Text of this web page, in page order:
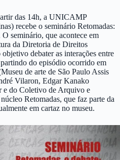
das 14h, a UNICAMP
recebe o seminário Retomadas:
seminário, que acontece em
da Diretoria de Direitos
debater as interações entre
do episódio ocorrido em
de arte de São Paulo Assis
Vilaron, Edgar Kanako
e do Coletivo de Arquivo e
Retomadas, que faz parte da
em cartaz no museu.